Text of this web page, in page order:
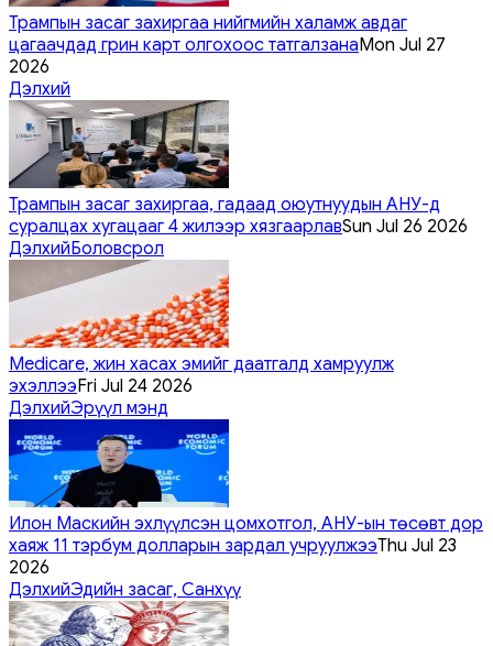
Трампын засаг захиргаа нийгмийн халамж авдаг
цагаачдад грин карт олгохоос татгалзанаMon Jul 27
2026
Дэлхий
Трампын засаг захиргаа, гадаад оюутнуудын АНУ-д
суралцах хугацааг 4 жилээр хязгаарлавSun Jul 26 2026
ДэлхийБоловсрол
Medicare, жин хасах эмийг даатгалд хамруулж
эхэллээFri Jul 24 2026
ДэлхийЭрүүл мэнд
Илон Маскийн эхлүүлсэн цомхотгол, АНУ-ын төсөвт дор
хаяж 11 тэрбум долларын зардал учруулжээThu Jul 23
2026
ДэлхийЭдийн засаг, Санхүү